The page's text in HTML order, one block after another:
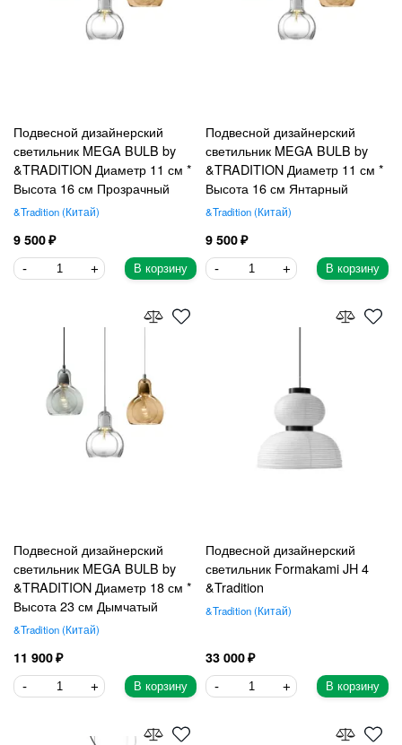
Подвесной дизайнерский
светильник MEGA BULB by
&TRADITION Диаметр 11 см *
Высота 16 см Прозрачный
&Tradition Китай
9 500
В корзину
Подвесной дизайнерский
светильник MEGA BULB by
&TRADITION Диаметр 11 см *
Высота 16 см Янтарный
&Tradition Китай
9 500
В корзину
Подвесной дизайнерский
светильник MEGA BULB by
&TRADITION Диаметр 18 см *
Высота 23 см Дымчатый
&Tradition Китай
11 900
В корзину
Подвесной дизайнерский
светильник Formakami JH 4
&Tradition
&Tradition Китай
33 000
В корзину